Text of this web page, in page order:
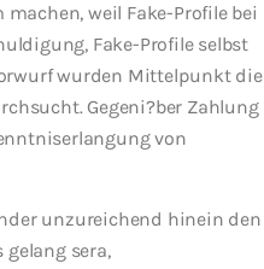
weil Fake-Profile bei
Fake-Profile selbst
wurden Mittelpunkt die
Gegeni?ber Zahlung
von
unzureichend hinein den
sera,